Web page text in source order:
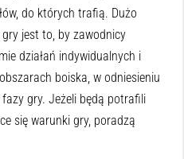
do których trafią. Dużo
jest to, by zawodnicy
działań indywidualnych i
boiska, w odniesieniu
gry. Jeżeli będą potrafili
się warunki gry, poradzą